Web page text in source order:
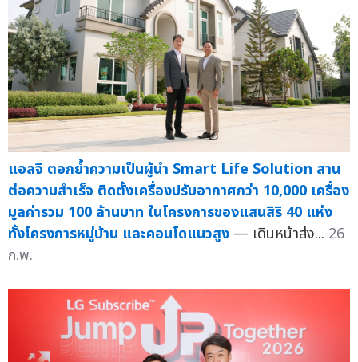
แอลจี ตอกย้ำความเป็นผู้นำ Smart Life Solution สาน
ต่อความสำเร็จ ติดตั้งเครื่องปรับอากาศกว่า 10,000 เครื่อง
มูลค่ารวม 100 ล้านบาท ในโครงการของแสนสิริ 40 แห่ง
ทั้งโครงการหมู่บ้าน และคอนโดแนวสูง — เดินหน้าส่ง... 26
ก.พ.